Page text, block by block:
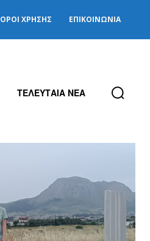
ΌΡΟΙ ΧΡΉΣΗΣ ΕΠΙΚΟΙΝΩΝΊΑ
ΤΕΛΕΥΤΑΙΑ ΝΕΑ